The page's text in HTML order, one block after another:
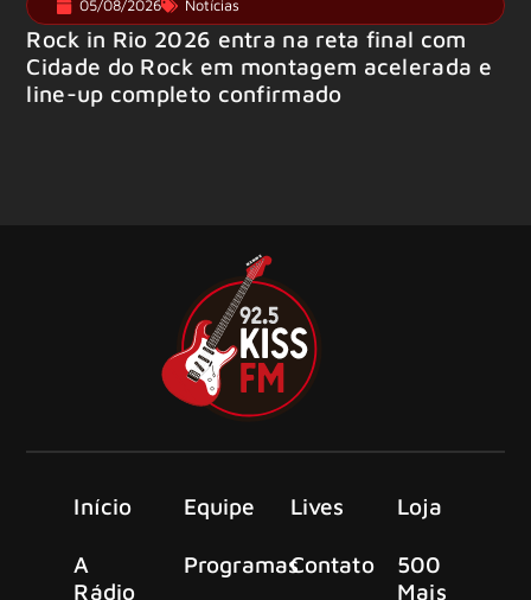
05/08/2026 Notícias
Rock in Rio 2026 entra na reta final com
Cidade do Rock em montagem acelerada e
line-up completo confirmado
Início
A
Rádio
Equipe
Programas
Lives
Contato
Loja
500
Mais